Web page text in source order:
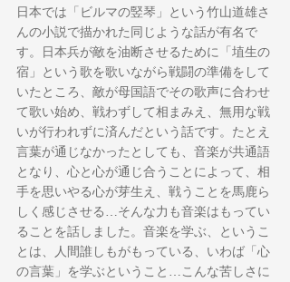
日本では「ビルマの竪琴」という竹山道雄さ
んの小説で描かれた同じような話が有名で
す。日本兵が敵を油断させるために「埴生の
宿」という歌を歌いながら戦闘の準備をして
いたところ、敵が母国語でその歌声に合わせ
て歌い始め、戦わずして相まみえ、無用な戦
いが行われずに済んだという話です。たとえ
言葉が通じなかったとしても、音楽が共通語
となり、心と心が通じ合うことによって、相
手を思いやる心が芽生え、戦うことを馬鹿ら
しく感じさせる…そんな力も音楽はもってい
ることを話しました。音楽を学ぶ、というこ
とは、人間誰しもがもっている、いわば「心
の言葉」を学ぶということ…こんな苦しさに